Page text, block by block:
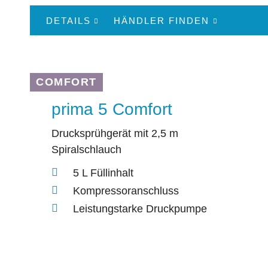
DETAILS HÄNDLER FINDEN
COMFORT
prima 5 Comfort
Drucksprühgerät mit 2,5 m
Spiralschlauch
5 L Füllinhalt
Kompressoranschluss
Leistungstarke Druckpumpe